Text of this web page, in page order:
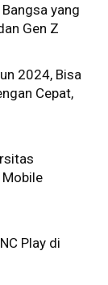
yang
Gen Z
2024, Bisa
Cepat,
Play di